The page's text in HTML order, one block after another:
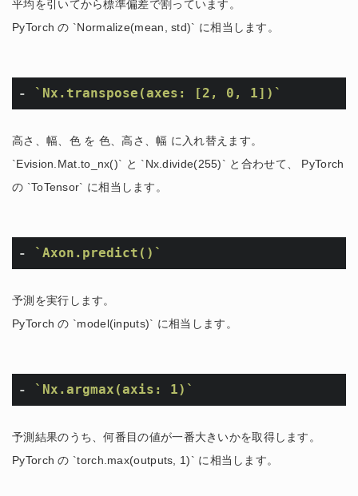
平均を引いてから標準偏差で割っています。
PyTorch の `Normalize(mean, std)` に相当します。
- `Nx.transpose(axes: [2, 0, 1])`
高さ、幅、色 を 色、高さ、幅 に入れ替えます。
`Evision.Mat.to_nx()` と `Nx.divide(255)` と合わせて、 PyTorch
の `ToTensor` に相当します。
- `Axon.predict()`
予測を実行します。
PyTorch の `model(inputs)` に相当します。
- `Nx.argmax(axis: 1)`
予測結果のうち、何番目の値が一番大きいかを取得します。
PyTorch の `torch.max(outputs, 1)` に相当します。